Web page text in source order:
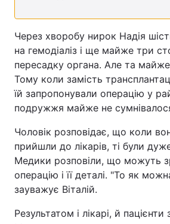
Послуги
Тема оформлення
Через хворобу нирок Надія
на гемодіаліз і ще майже три
пересадку органа. Але та
Тому коли замість
їй запропонували операцію у
подружжя майже не
Чоловік розповідає, що коли
прийшли до лікарів, ті були
Медики розповіли, що можуть
операцію і її деталі. "То як
зауважує Віталій.
Результатом і лікарі, й пацієнти